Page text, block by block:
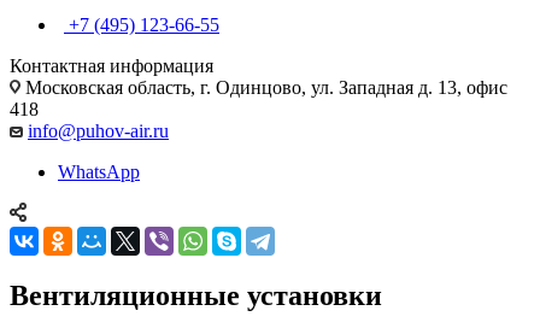
+7 (495) 123-66-55
Контактная информация
Московская область, г. Одинцово, ул. Западная д. 13, офис
418
info@puhov-air.ru
WhatsApp
Вентиляционные установки